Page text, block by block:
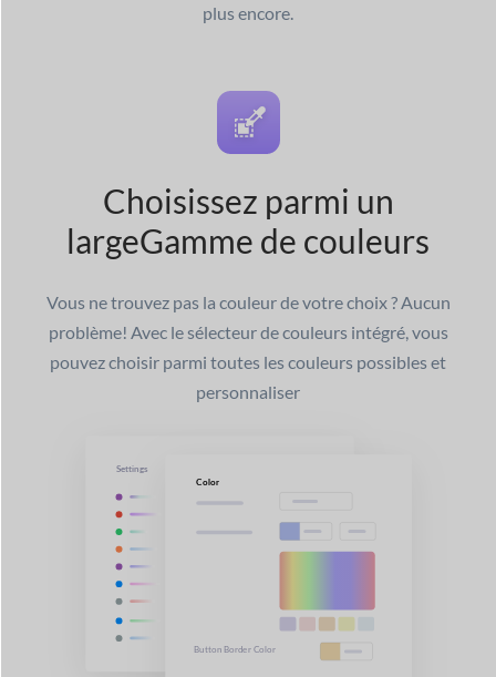
plus encore.
Choisissez parmi un
largeGamme de couleurs
Vous ne trouvez pas la couleur de votre choix ? Aucun
problème! Avec le sélecteur de couleurs intégré, vous
pouvez choisir parmi toutes les couleurs possibles et
personnaliser